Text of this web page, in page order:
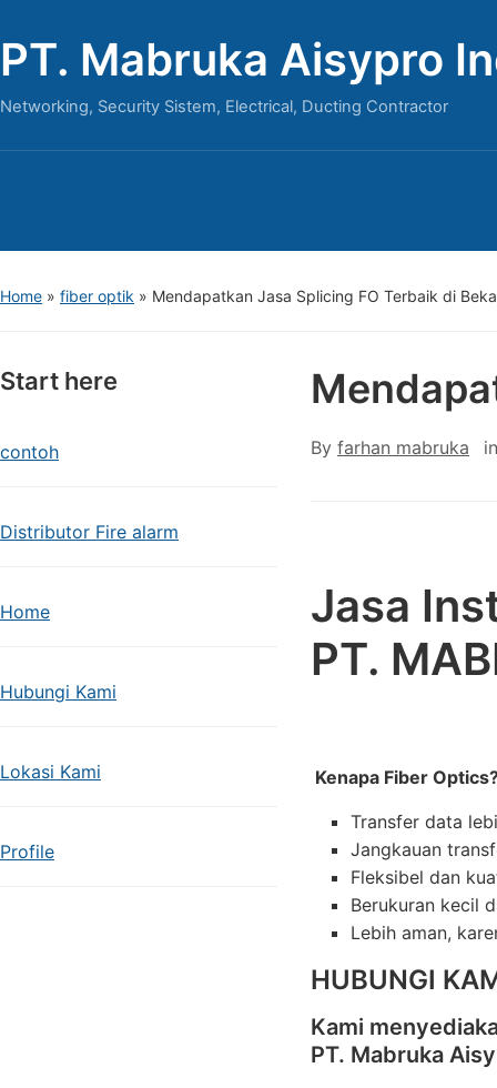
PT. Mabruka Aisypro
Networking, Security Sistem, Electrical, Ducting Contractor
Home » fiber optik » Mendapatkan Jasa Splicing FO Terbaik di
Start here
contoh
Distributor Fire alarm
Home
Hubungi Kami
Lokasi Kami
Profile
By farhan mabruka
Jasa
PT.
Kenapa Fiber
Transfer data
Jangkauan
Fleksibel dan
Berukuran kecil
Lebih aman,
HUBUNGI
Kami
PT. Mabruka